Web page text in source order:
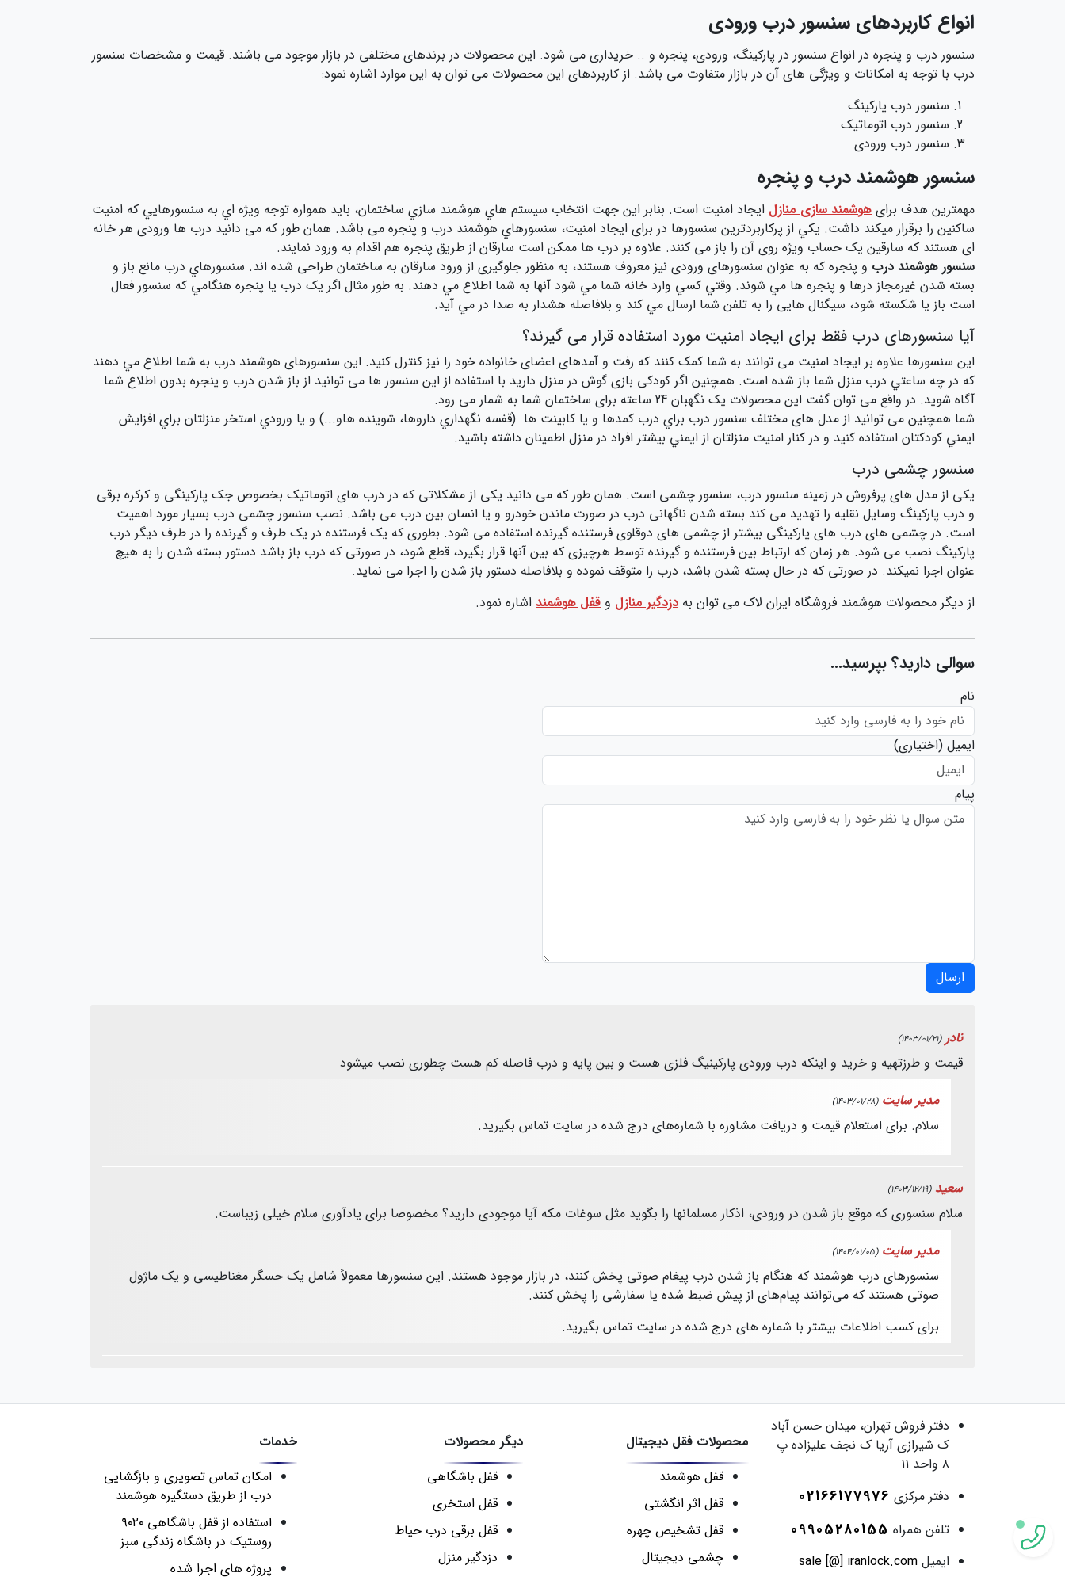
انواع کاربردهای سنسور درب ورودی
سنسور درب و پنجره در انواع سنسور در پارکینگ، ورودی، پنجره و .. خریداری می شود. این محصولات در برندهای مختلفی در بازار موجود می باشند. قیمت و مشخصات سنسور
درب با توجه به امکانات و ویژگی های آن در بازار متفاوت می باشد. از کاربردهای این محصولات می توان به این موارد اشاره نمود:
سنسور درب پارکینگ
سنسور درب اتوماتیک
سنسور درب ورودی
سنسور هوشمند درب و پنجره
مهمترین هدف برای هوشمند سازی منازل ایجاد امنیت است. بنابر اين جهت انتخاب سيستم هاي هوشمند سازي ساختمان، باید همواره توجه ويژه اي به سنسورهايي که امنیت
ساکنین را برقرار میکند داشت. يکي از پرکاربردترين سنسورها در برای ايجاد امنيت، سنسورهاي هوشمند درب و پنجره می باشد. همان‌ طور که می‌ دانید درب ها ورودی هر خانه
ای هستند که سارقین یک حساب ویژه روی آن را باز می‌ کنند. علاوه بر درب ها ممکن است سارقان از طریق پنجره هم اقدام به ورود نمایند.
سنسور هوشمند درب و پنجره که به عنوان سنسورهای ورودی نیز معروف هستند، به منظور جلوگیری از ورود سارقان به ساختمان طراحی شده اند. سنسورهاي درب مانع باز و
بسته شدن غيرمجاز درها و پنجره ها مي شوند. وقتي کسي وارد خانه شما مي شود آنها به شما اطلاع مي دهند. به طور مثال اگر يک درب يا پنجره هنگامي که سنسور فعال
است باز يا شکسته شود، سيگنال هایی را به تلفن شما ارسال مي کند و بلافاصله هشدار به صدا در مي آيد.
آیا سنسورهای درب فقط برای ایجاد امنیت مورد استفاده قرار می گیرند؟
اين سنسورها علاوه بر ایجاد امنیت می توانند به شما کمک کنند که رفت و آمدهای اعضای خانواده خود را نیز کنترل کنید. این سنسورهای هوشمند درب به شما اطلاع مي دهند
که در چه ساعتي درب منزل شما باز شده است. همچنین اگر کودکی بازی گوش در منزل دارید با استفاده از این سنسور ها می توانید از باز شدن درب و پنجره بدون اطلاع شما
آگاه شوید. در واقع می توان گفت این محصولات یک نگهبان 24 ساعته برای ساختمان شما به شمار می رود.
شما همچنین می توانید از مدل های مختلف سنسور درب براي درب کمدها و يا کابينت ها (قفسه نگهداري داروها، شوينده هاو...) و يا ورودي استخر منزلتان براي افزايش
ايمني کودکتان استفاده کنيد و در کنار امنيت منزلتان از ايمني بيشتر افراد در منزل اطمينان داشته باشيد.
سنسور چشمی درب
یکی از مدل های پرفروش در زمینه سنسور درب، سنسور چشمی است. همان طور که می دانید یکی از مشکلاتی که در درب های اتوماتیک بخصوص جک پارکینگی و کرکره برقی
و درب پارکینگ وسایل نقلیه را تهدید می کند بسته شدن ناگهانی درب در صورت ماندن خودرو و یا انسان بین درب می باشد. نصب سنسور چشمی درب بسیار مورد اهمیت
است. در چشمی های درب های پارکینگی بیشتر از چشمی های دوقلوی فرستنده گیرنده استفاده می شود. بطوری که یک فرستنده در یک طرف و گیرنده را در طرف دیگر درب
پارکینگ نصب می شود. هر زمان که ارتباط بین فرستنده و گیرنده توسط هرچیزی که بین آنها قرار بگیرد، قطع شود، در صورتی که درب باز باشد دستور بسته شدن را به هیچ
عنوان اجرا نمیکند. در صورتی که در حال بسته شدن باشد، درب را متوقف نموده و بلافاصله دستور باز شدن را اجرا می نماید.
از دیگر محصولات هوشمند فروشگاه ایران لاک می توان به دزدگیر منازل و قفل هوشمند اشاره نمود.
سوالی دارید؟ بپرسید...
نام
ایمیل (اختیاری)
پیام
ارسال
نادر (1403/01/21)
قیمت و طرزتهیه و خرید و اینکه درب ورودی پارکینیگ فلزی هست و بین پایه و درب فاصله کم هست چطوری نصب میشود
مدیر سایت (1403/01/28)
سلام. برای استعلام قیمت و دریافت مشاوره با شماره‌های درج شده در سایت تماس بگیرید.
سعید (1403/12/19)
سلام سنسوری که موقع باز شدن در ورودی، اذکار مسلمانها را بگوید مثل سوغات مکه آیا موجودی دارید؟ مخصوصا برای یادآوری سلام خیلی زیباست.
مدیر سایت (1404/01/05)
سنسورهای درب هوشمند که هنگام باز شدن درب پیغام صوتی پخش کنند، در بازار موجود هستند. این سنسورها معمولاً شامل یک حسگر مغناطیسی و یک ماژول
صوتی هستند که می‌توانند پیام‌های از پیش ضبط‌ شده یا سفارشی را پخش کنند.
برای کسب اطلاعات بیشتر با شماره های درج شده در سایت تماس بگیرید.
دفتر فروش تهران، میدان حسن آباد
ک شیرازی آریا ک نجف علیزاده پ
۸ واحد ۱۱
دفتر مرکزی 02166177976
تلفن همراه 09905280155
ایمیل sale [@] iranlock.com
محصولات فقل دیجیتال
قفل هوشمند
قفل اثر انگشتی
قفل تشخیص چهره
چشمی دیجیتال
دیگر محصولات
قفل باشگاهی
قفل استخری
قفل برقی درب حیاط
دزدگیر منزل
خدمات
امکان تماس تصویری و بازگشایی
درب از طریق دستگیره هوشمند
استفاده از قفل باشگاهی ۹۰۲۰
روستیک در باشگاه زندگی سبز
پروژه های اجرا شده